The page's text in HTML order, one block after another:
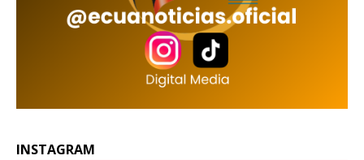
INSTAGRAM